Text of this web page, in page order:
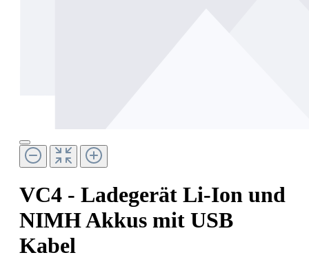
VC4 - Ladegerät Li-Ion und
NIMH Akkus mit USB
Kabel